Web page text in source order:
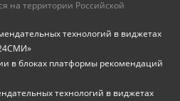
на территории Российской
технологий в виджетах
в блоках платформы рекомендаций
технологий в виджетах